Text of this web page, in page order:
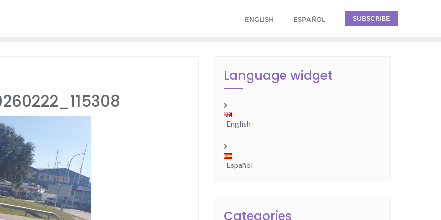
ENGLISH ESPAÑOL SUBSCRIBE
Language widget
English
Español
Categories